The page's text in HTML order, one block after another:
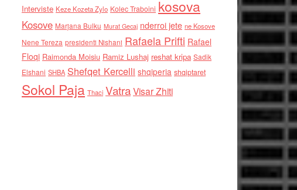
Interviste Keze Kozeta Zylo Kolec Traboini kosova
Kosove Marjana Bulku Murat Gecaj nderroi jete ne Kosove
Nene Tereza presidenti Nishani Rafaela Prifti Rafael
Floqi Raimonda Moisiu Ramiz Lushaj reshat kripa Sadik
Elshani SHBA Shefqet Kercelli shqiperia shqiptaret
Sokol Paja Thaci VatraVisar Zhiti